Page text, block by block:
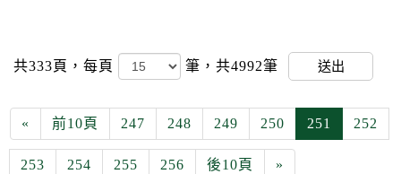
共333頁， 每頁 筆，共4992筆 送出
« 前10頁 247 248 249 250 251 252
253 254 255 256 後10頁 »